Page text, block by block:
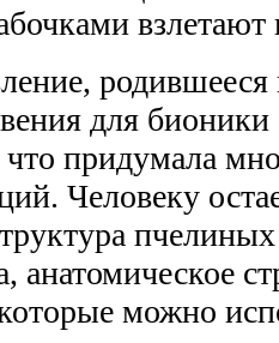
взлетают
родившееся
для
что придумала
Человеку
анатомическое
можно